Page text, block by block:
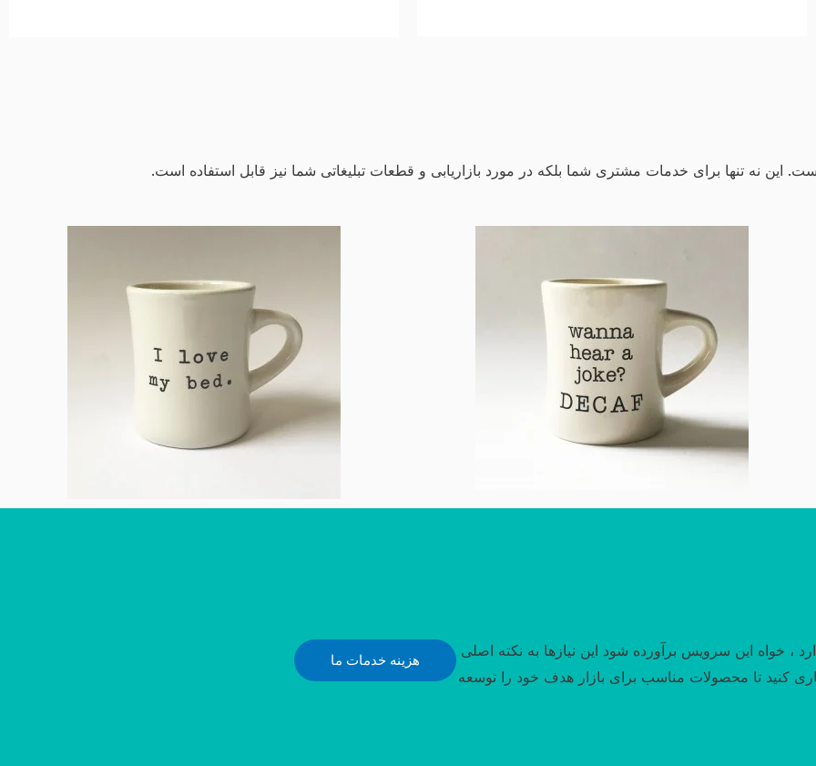
نه تنها برای خدمات مشتری شما بلکه در مورد بازاریابی و قطعات تبلیغاتی شما نیز قابل استفاده است.
، خواه این سرویس برآورده شود این نیازها به نکته اصلی
کنید تا محصولات مناسب برای بازار هدف خود را توسعه
هزینه خدمات ما